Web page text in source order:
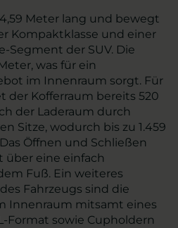
Meter lang und bewegt
Kompaktklasse und einer
Segment der SUV. Die
was für ein
im Innenraum sorgt. Für
der Kofferraum bereits 520
der Laderaum durch
Sitze, wodurch bis zu 1.459
Öffnen und Schließen
über eine einfach
Fuß. Ein weiteres
Fahrzeugs sind die
Innenraum mitsamt eines
Format sowie Cupholdern